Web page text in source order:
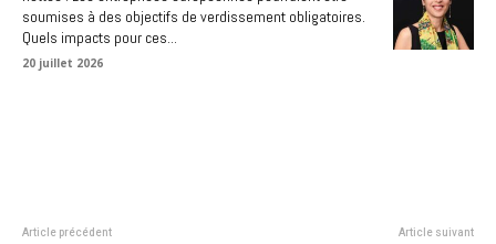
soumises à des objectifs de verdissement obligatoires.
Quels impacts pour ces...
20 juillet 2026
Article précédent Article suivant